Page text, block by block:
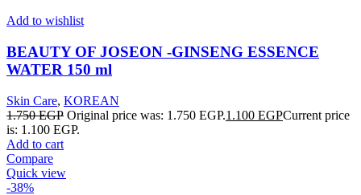
Add to wishlist
BEAUTY OF JOSEON -GINSENG ESSENCE
WATER 150 ml
Skin Care, KOREAN
1.750EGP Original price was: 1.750 EGP.1.100 EGPCurrent price
is: 1.100 EGP.
Add to cart
Compare
Quick view
-38%